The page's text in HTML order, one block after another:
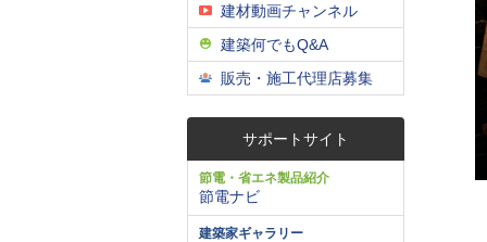
建材動画チャンネル
建築何でもQ&A
販売・施工代理店募集
サポートサイト
節電・省エネ製品紹介
節電ナビ
建築家ギャラリー